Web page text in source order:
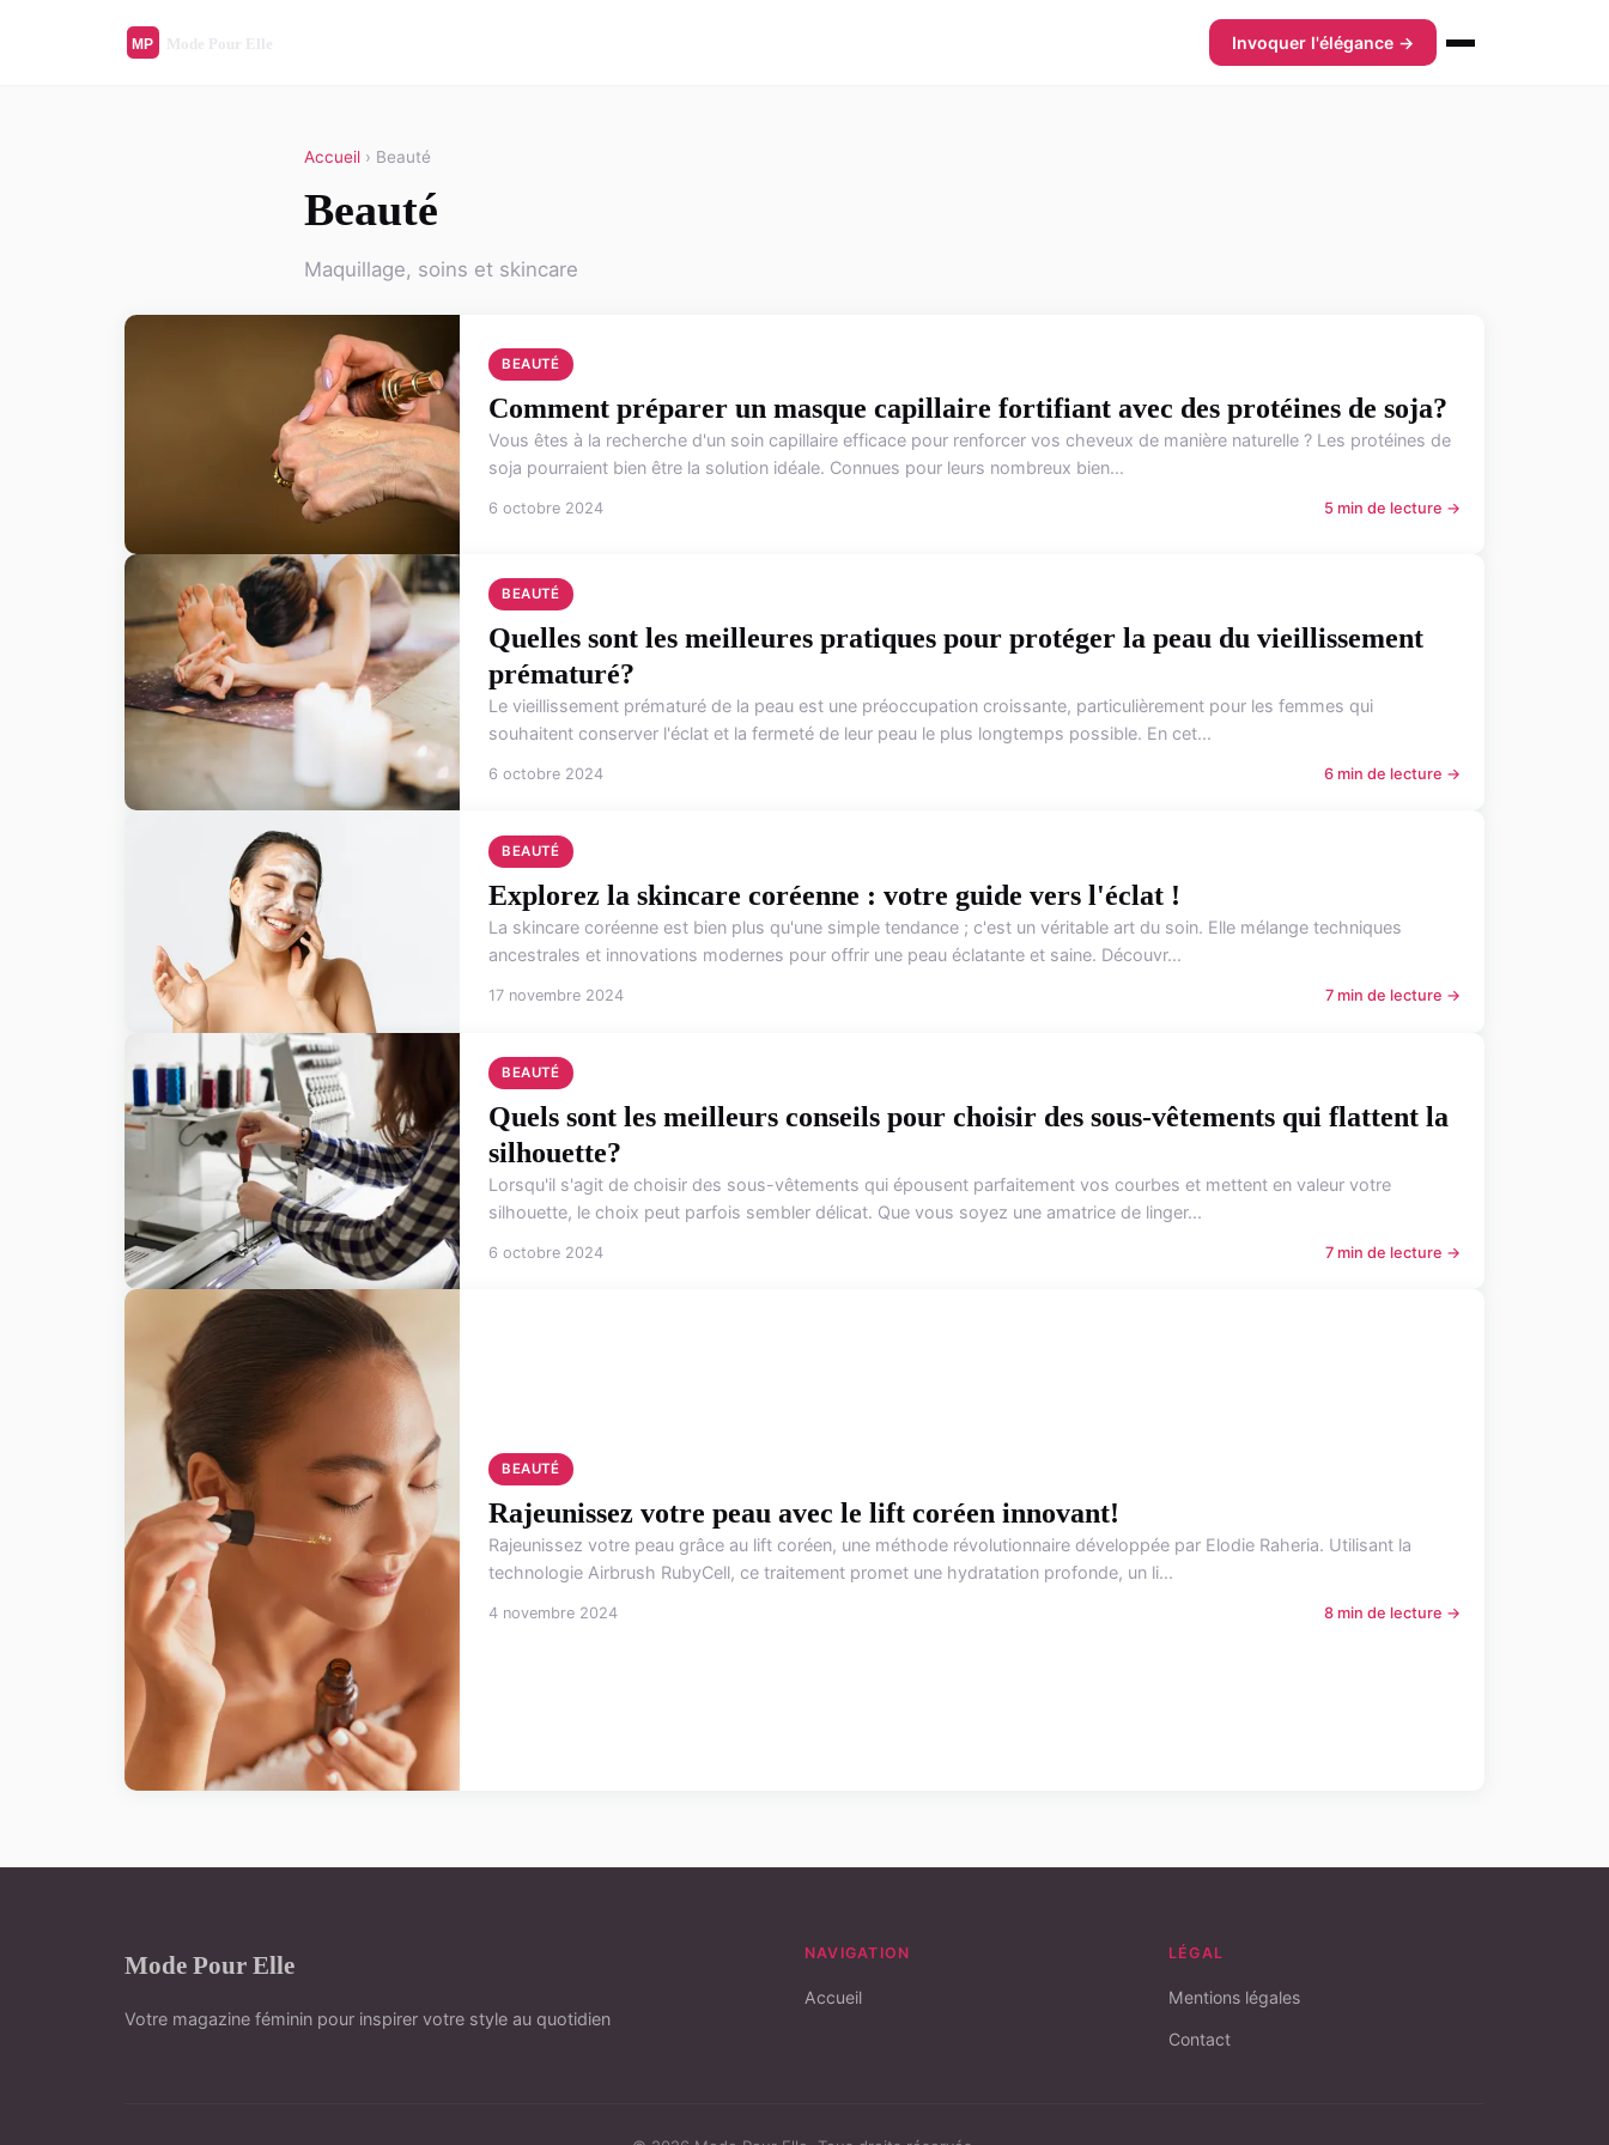
Invoquer l'élégance →
Accueil › Beauté
Beauté
Maquillage, soins et skincare
BEAUTÉ
Comment préparer un masque capillaire fortifiant avec des protéines de soja?
Vous êtes à la recherche d'un soin capillaire efficace pour renforcer vos cheveux de manière naturelle ? Les protéines de
soja pourraient bien être la solution idéale. Connues pour leurs nombreux bien...
6 octobre 2024 5 min de lecture →
BEAUTÉ
Quelles sont les meilleures pratiques pour protéger la peau du vieillissement
prématuré?
Le vieillissement prématuré de la peau est une préoccupation croissante, particulièrement pour les femmes qui
souhaitent conserver l'éclat et la fermeté de leur peau le plus longtemps possible. En cet...
6 octobre 2024 6 min de lecture →
BEAUTÉ
Explorez la skincare coréenne : votre guide vers l'éclat !
La skincare coréenne est bien plus qu'une simple tendance ; c'est un véritable art du soin. Elle mélange techniques
ancestrales et innovations modernes pour offrir une peau éclatante et saine. Découvr...
17 novembre 2024 7 min de lecture →
BEAUTÉ
Quels sont les meilleurs conseils pour choisir des sous-vêtements qui flattent la
silhouette?
Lorsqu'il s'agit de choisir des sous-vêtements qui épousent parfaitement vos courbes et mettent en valeur votre
silhouette, le choix peut parfois sembler délicat. Que vous soyez une amatrice de linger...
6 octobre 2024 7 min de lecture →
BEAUTÉ
Rajeunissez votre peau avec le lift coréen innovant!
Rajeunissez votre peau grâce au lift coréen, une méthode révolutionnaire développée par Elodie Raheria. Utilisant la
technologie Airbrush RubyCell, ce traitement promet une hydratation profonde, un li...
4 novembre 2024 8 min de lecture →
Mode Pour Elle
Votre magazine féminin pour inspirer votre style au quotidien
NAVIGATION
Accueil
LÉGAL
Mentions légales
Contact